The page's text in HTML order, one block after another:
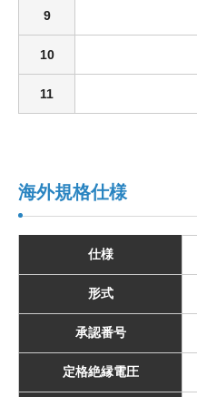
9
10
11
海外規格仕様
仕様
形式
承認番号
定格絶縁電圧